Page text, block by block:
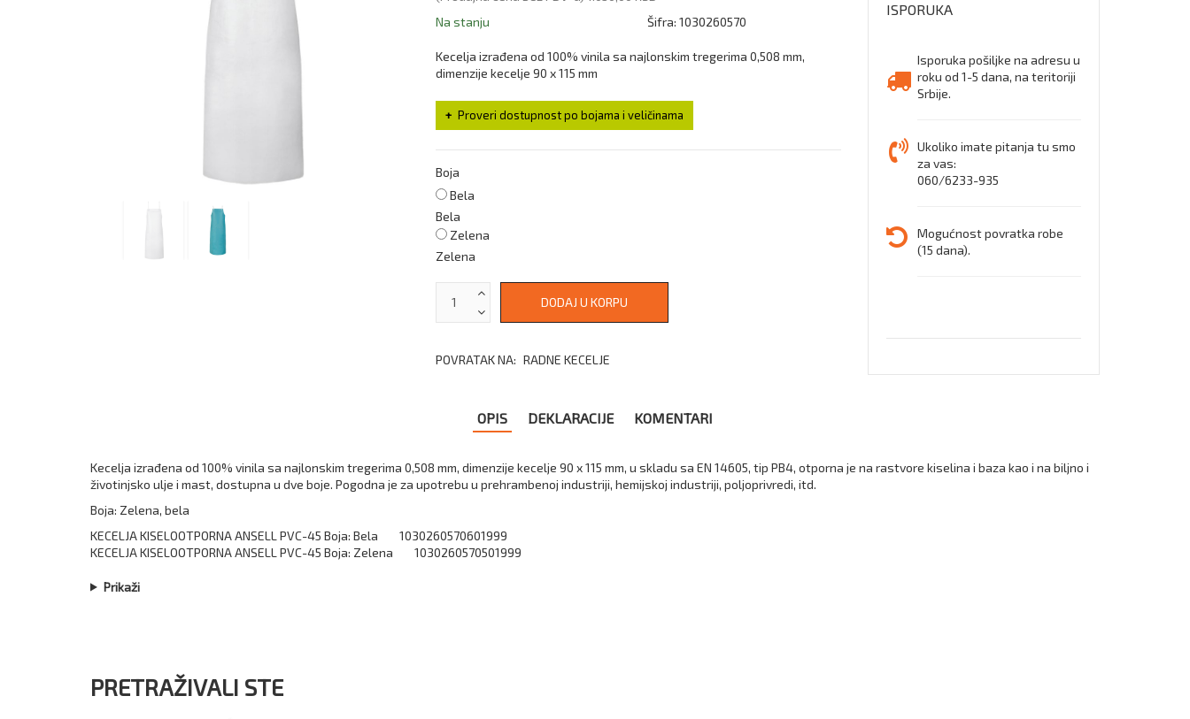
Na stanju
Šifra: 1030260570
Kecelja izrađena od 100% vinila sa najlonskim tregerima 0,508 mm,
dimenzije kecelje 90 x 115 mm
Proveri dostupnost po bojama i veličinama
Boja
Bela
Bela
Zelena
Zelena
POVRATAK NA: RADNE KECELJE
ISPORUKA
Isporuka pošiljke na adresu u
roku od 1-5 dana, na teritoriji
Srbije.
Ukoliko imate pitanja tu smo
za vas:
060/6233-935
Mogućnost povratka robe
(15 dana).
OPIS DEKLARACIJE KOMENTARI
Kecelja izrađena od 100% vinila sa najlonskim tregerima 0,508 mm, dimenzije kecelje 90 x 115 mm, u skladu sa EN 14605, tip PB4, otporna je na rastvore kiselina i baza kao i na biljno i
životinjsko ulje i mast, dostupna u dve boje. Pogodna je za upotrebu u prehrambenoj industriji, hemijskoj industriji, poljoprivredi, itd.
Boja: Zelena, bela
KECELJA KISELOOTPORNA ANSELL PVC-45 Boja: Bela 1030260570601999
KECELJA KISELOOTPORNA ANSELL PVC-45 Boja: Zelena 1030260570501999
Prikaži
PRETRAŽIVALI STE